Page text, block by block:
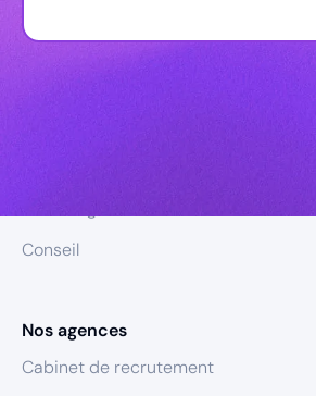
Conseil
Nos agences
Cabinet de recrutement